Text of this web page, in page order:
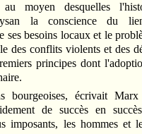
moyen desquelles
la conscience du
ses besoins locaux et le
des conflits violents et des
principes dont
bourgeoises, écrivait
de succès en
imposants, les hommes et